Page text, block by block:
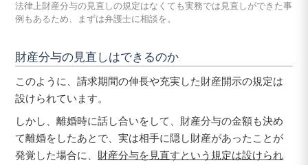
法律上財産分与の見直しの規定はなくても実務では見直しができた事
例もあるため、まずは弁護士に相談を。
財産分与の見直しはできるのか
このように、請求期間の伸長や充実した財産開示の規定は
設けられています。
しかし、離婚時に話し合いをして、財産分与の金額も決め
て離婚をしたあとで、実は相手に隠し財産があったことが
発覚した場合に、 財産分与を見直すという規定は設けられ